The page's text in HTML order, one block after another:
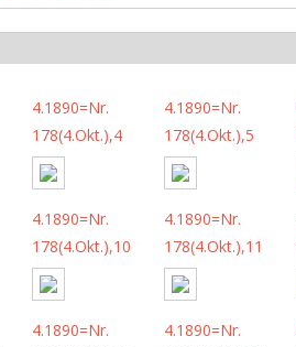
4.1890=Nr.
178(4.Okt.),4
4.1890=Nr.
178(4.Okt.),5
4.1890=Nr.
178(4.Okt.),10
4.1890=Nr.
178(4.Okt.),11
4.1890=Nr.
4.1890=Nr.